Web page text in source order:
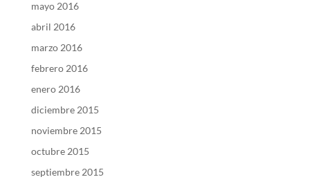
mayo 2016
abril 2016
marzo 2016
febrero 2016
enero 2016
diciembre 2015
noviembre 2015
octubre 2015
septiembre 2015